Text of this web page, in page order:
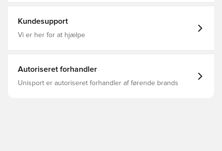
Kundesupport
Vi er her for at hjælpe
Autoriseret forhandler
Unisport er autoriseret forhandler af førende brands